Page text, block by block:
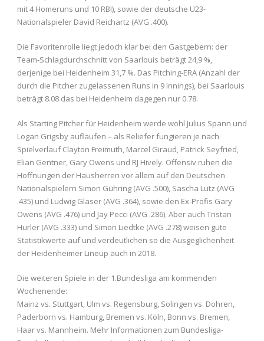
mit 4 Homeruns und 10 RBI), sowie der deutsche U23-
Nationalspieler David Reichartz (AVG .400).
Die Favoritenrolle liegt jedoch klar bei den Gastgebern: der
Team-Schlagdurchschnitt von Saarlouis beträgt 24,9 %,
derjenige bei Heidenheim 31,7 %. Das Pitching-ERA (Anzahl der
durch die Pitcher zugelassenen Runs in 9 Innings), bei Saarlouis
beträgt 8.08 das bei Heidenheim dagegen nur 0.78.
Als Starting Pitcher für Heidenheim werde wohl Julius Spann und
Logan Grigsby auflaufen – als Reliefer fungieren je nach
Spielverlauf Clayton Freimuth, Marcel Giraud, Patrick Seyfried,
Elian Gentner, Gary Owens und RJ Hively. Offensiv ruhen die
Hoffnungen der Hausherren vor allem auf den Deutschen
Nationalspielern Simon Gühring (AVG .500), Sascha Lutz (AVG
.435) und Ludwig Glaser (AVG .364), sowie den Ex-Profis Gary
Owens (AVG .476) und Jay Pecci (AVG .286). Aber auch Tristan
Hurler (AVG .333) und Simon Liedtke (AVG .278) weisen gute
Statistikwerte auf und verdeutlichen so die Ausgeglichenheit
der Heidenheimer Lineup auch in 2018.
Die weiteren Spiele in der 1.Bundesliga am kommenden
Wochenende:
Mainz vs. Stuttgart, Ulm vs. Regensburg, Solingen vs. Dohren,
Paderborn vs. Hamburg, Bremen vs. Köln, Bonn vs. Bremen,
Haar vs. Mannheim. Mehr Informationen zum Bundesliga-